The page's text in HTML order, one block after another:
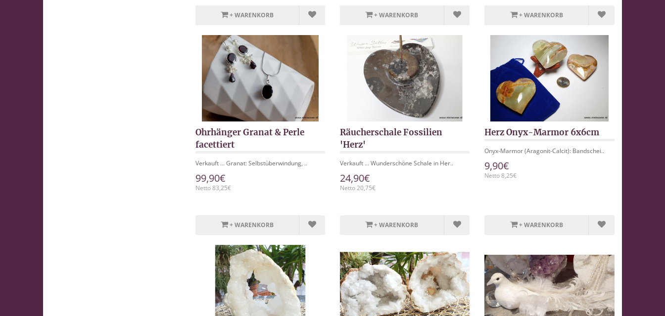
+ WARENKORB + WARENKORB + WARENKORB
Ohrhänger Granat & Perle
facettiert
Verkauft ... Granat: Selbstüberwindung, ..
99,90€
Netto 83,25€
+ WARENKORB
Räucherschale Fossilien
'Herz'
Verkauft ... Wunderschöne Schale in Her..
24,90€
Netto 20,75€
+ WARENKORB
Herz Onyx-Marmor 6x6cm
Onyx-Marmor (Aragonit-Calcit): Bandschei..
9,90€
Netto 8,25€
+ WARENKORB